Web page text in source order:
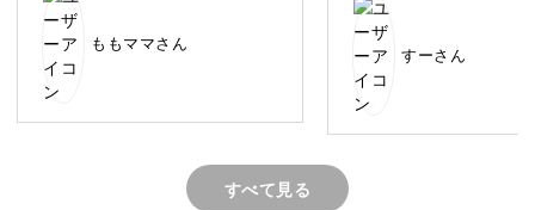
寄せ植えに仕上げます。
どのように配置すればよいか、ポイントを解説しています
のでいっしょに作っていきましょう。
ももママさん
すーさん
すべて見る